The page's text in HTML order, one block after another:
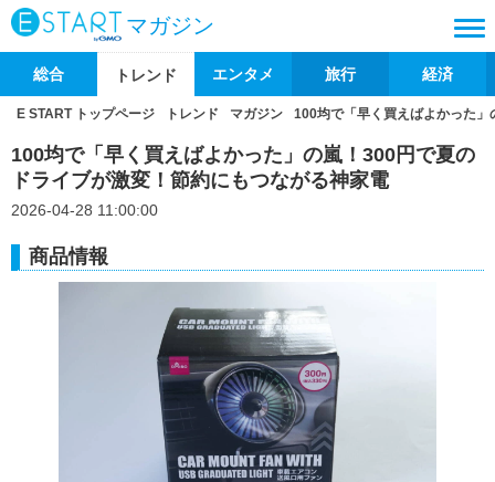
マガジン
総合 トレンド エンタメ 旅行 経済
E START トップページ トレンド マガジン 100均で「早く買えばよかった
100均で「早く買えばよかった」の嵐！300円で夏の
ドライブが激変！節約にもつながる神家電
2026-04-28 11:00:00
商品情報